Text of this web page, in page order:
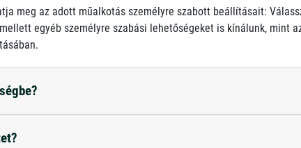
meg az adott műalkotás személyre szabott beállításait:
egyéb személyre szabási lehetőségeket is kínálunk, mint